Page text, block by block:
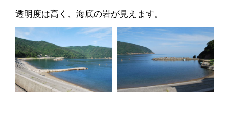
透明度は高く、海底の岩が見えます。